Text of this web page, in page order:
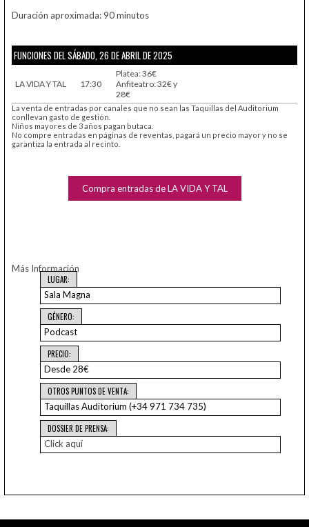
Duración aproximada: 90 minutos
FUNCIONES DEL SÁBADO, 26 DE ABRIL DE 2025
LA VIDA Y TAL 17:30
Platea: 36€
Anfiteatro: 32€ y
28€
La venta de entradas por canales que no sean las Taquillas del Auditorium
conllevan gasto de gestión.
Niños mayores de 3 años pagan butaca.
No compre entradas en páginas de reventas, pagará un precio mayor y no se
garantiza la entrada al recinto.
Compra entradas de LA VIDA Y TAL
Más Información
LUGAR:
Sala Magna
GÉNERO:
Podcast
PRECIO:
Desde 28€
OTROS PUNTOS DE VENTA:
Taquillas Auditorium (+34 971 734 735)
DOSSIER DE PRENSA:
Click aquí